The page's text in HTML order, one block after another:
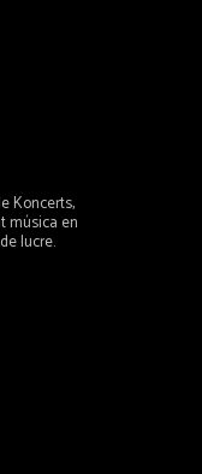
Koncerts,
música en
lucre.